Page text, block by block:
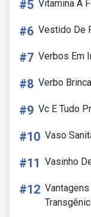
#5 Vitamina A
#6 Vestido De
#7 Verbos Em
#8 Verbo
#9 Vc E Tudo
#10 Vaso
#11 Vasinho
#12